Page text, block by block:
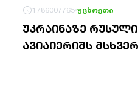
1786007765 უცხოეთი
ᲣᲙᲠᲐᲘᲜᲐᲖᲔ
ᲐᲕᲘᲐᲘᲔᲠᲘᲨᲡ